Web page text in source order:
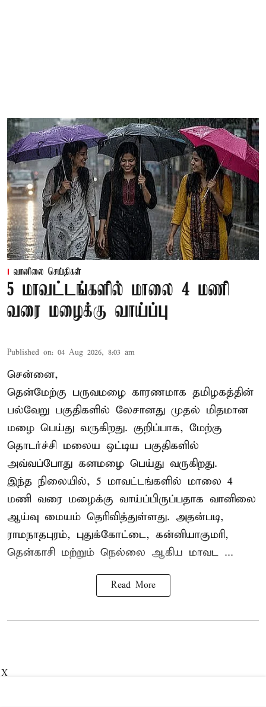
வானிலை செய்திகள்
5 மாவட்டங்களில் மாலை 4 மணி
வரை மழைக்கு வாய்ப்பு
Published on: 04 Aug 2026, 8:03 am
சென்னை,
தென்மேற்கு பருவமழை காரணமாக தமிழகத்தின்
பல்வேறு பகுதிகளில் லேசானது முதல் மிதமான
மழை பெய்து வருகிறது. குறிப்பாக, மேற்கு
தொடர்ச்சி மலைய ஒட்டிய பகுதிகளில்
அவ்வப்போது கனமழை பெய்து வருகிறது.
இந்த நிலையில், 5 மாவட்டங்களில் மாலை 4
மணி வரை மழைக்கு வாய்ப்பிருப்பதாக வானிலை
ஆய்வு மையம் தெரிவித்துள்ளது. அதன்படி,
ராமநாதபுரம், புதுக்கோட்டை, கன்னியாகுமரி,
தென்காசி மற்றும் நெல்லை ஆகிய மாவட ...
Read More
X